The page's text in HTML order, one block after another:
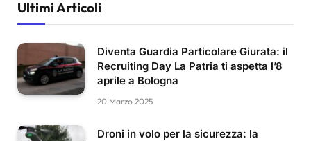
Ultimi Articoli
Diventa Guardia Particolare Giurata: il
Recruiting Day La Patria ti aspetta l’8
aprile a Bologna
20 Marzo 2025
Droni in volo per la sicurezza: la